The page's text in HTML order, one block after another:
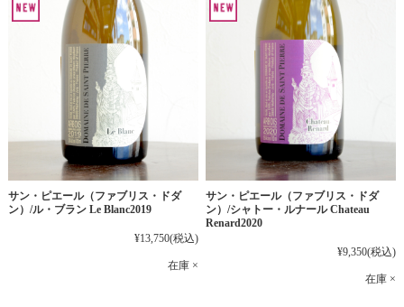
サン・ピエール（ファブリス・ドダ
ン）/ル・ブラン Le Blanc2019
¥13,750(税込)
在庫 ×
サン・ピエール（ファブリス・ドダ
ン）/シャトー・ルナール Chateau
Renard2020
¥9,350(税込)
在庫 ×